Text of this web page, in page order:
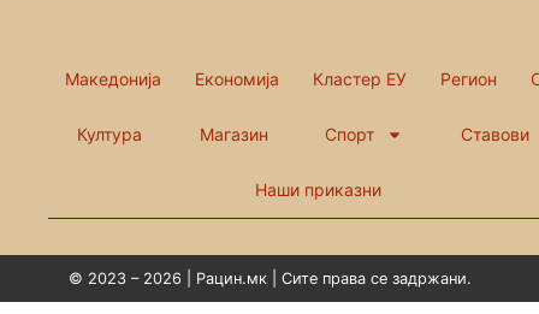
Македонија Економија Кластер ЕУ Регион
Култура Магазин Спорт Ставови
Наши приказни
© 2023 – 2026 | Рацин.мк | Сите права се задржани.